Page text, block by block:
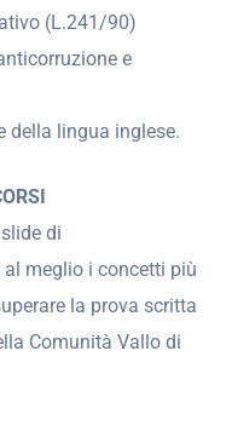
(L.241/90)
e
della lingua inglese.
di
meglio i concetti più
la prova scritta
Comunità Vallo di